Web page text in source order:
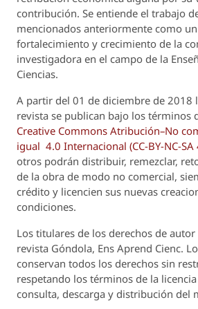
contribución. Se entiende el trabajo
mencionados anteriormente como
fortalecimiento y crecimiento de la
investigadora en el campo de la
Ciencias.
A partir del 01 de diciembre de 2018
revista se publican bajo los términos
Creative Commons Atribución–No
igual 4.0 Internacional (CC-BY-NC-SA
otros podrán distribuir, remezclar,
de la obra de modo no comercial,
crédito y licencien sus nuevas
condiciones.
Los titulares de los derechos de
revista Góndola, Ens Aprend Cienc.
conservan todos los derechos sin
respetando los términos de la
consulta, descarga y distribución del